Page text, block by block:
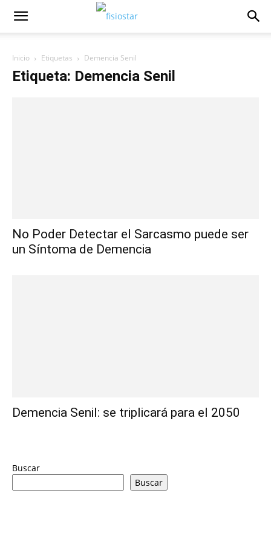
Inicio Etiquetas Demencia Senil
Etiqueta: Demencia Senil
No Poder Detectar el Sarcasmo puede ser
un Síntoma de Demencia
Demencia Senil: se triplicará para el 2050
Buscar
Buscar